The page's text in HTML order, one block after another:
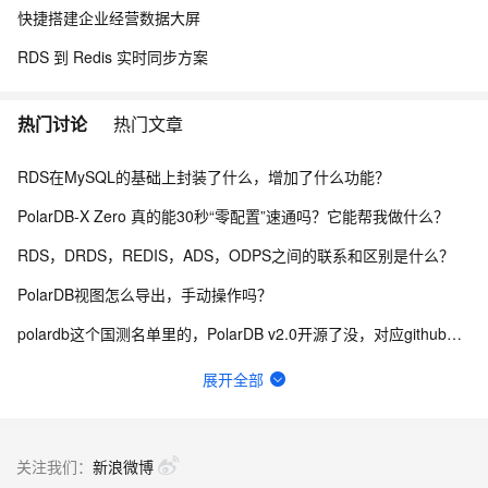
快捷搭建企业经营数据大屏
RDS 到 Redis 实时同步方案
热门讨论 热门文章
RDS在MySQL的基础上封装了什么，增加了什么功能？
PolarDB-X Zero 真的能30秒“零配置”速通吗？它能帮我做什么？
RDS，DRDS，REDIS，ADS，ODPS之间的联系和区别是什么？
PolarDB视图怎么导出，手动操作吗？
polardb这个国测名单里的，PolarDB v2.0开源了没，对应github哪个项目啊？
这RDS服务算是SaaS还是PaaS呢？
展开全部
关注我们： 新浪微博